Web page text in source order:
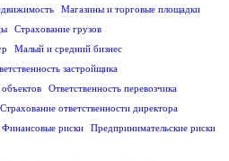
Магазины и торговые площадки
Страхование грузов
Малый и средний бизнес
застройщика
Ответственность перевозчика
Страхование ответственности директора
Финансовые риски
Предпринимательские риски